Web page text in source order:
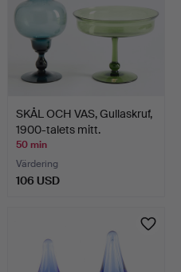
SKÅL OCH VAS, Gullaskruf,
1900-talets mitt.
50 min
Värdering
106 USD